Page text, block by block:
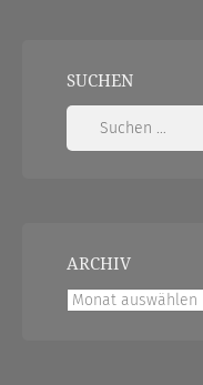
SUCHEN
ARCHIV
Archiv